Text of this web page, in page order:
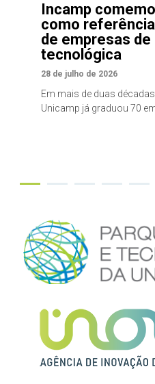
Incamp
como
de empresas de
tecnológica
28 de julho de 2026
Em mais de duas
Unicamp já graduou 70